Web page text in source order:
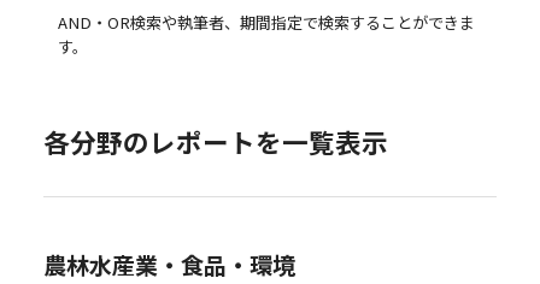
AND・OR検索や執筆者、期間指定で検索することができま
す。
各分野のレポートを一覧表示
農林水産業・食品・環境